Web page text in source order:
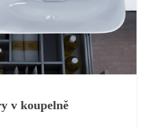
v koupelně